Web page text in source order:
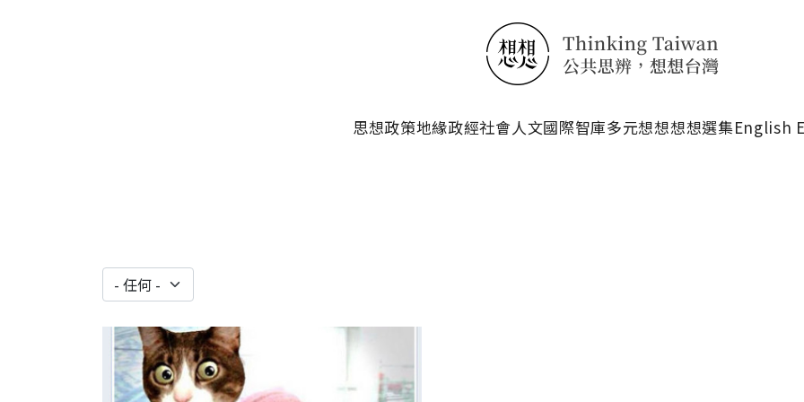
思想政策地緣政經社會人文國際智庫多元想想想想選集English